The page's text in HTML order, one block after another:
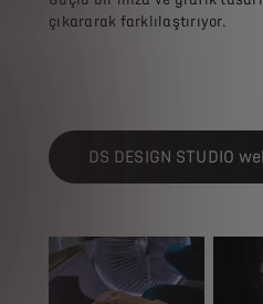
çıkararak farklılaştırıyor.
DS DESIGN STUDIO